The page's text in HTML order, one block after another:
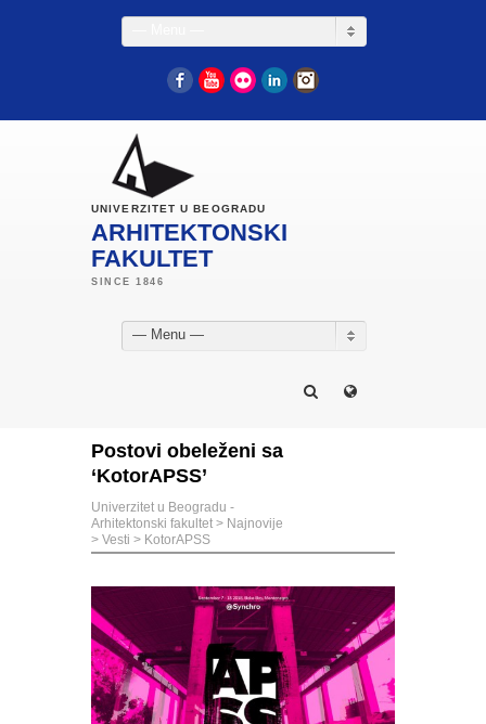
FacebookYouTube
Flickr LinkedIn
UNIVERZITET U BEOGRADU
ARHITEKTONSKI
FAKULTET
— Menu —
Postovi obeleženi sa
‘KotorAPSS’
Univerzitet u Beogradu -
Arhitektonski fakultet > Najnovije
> Vesti > KotorAPSS